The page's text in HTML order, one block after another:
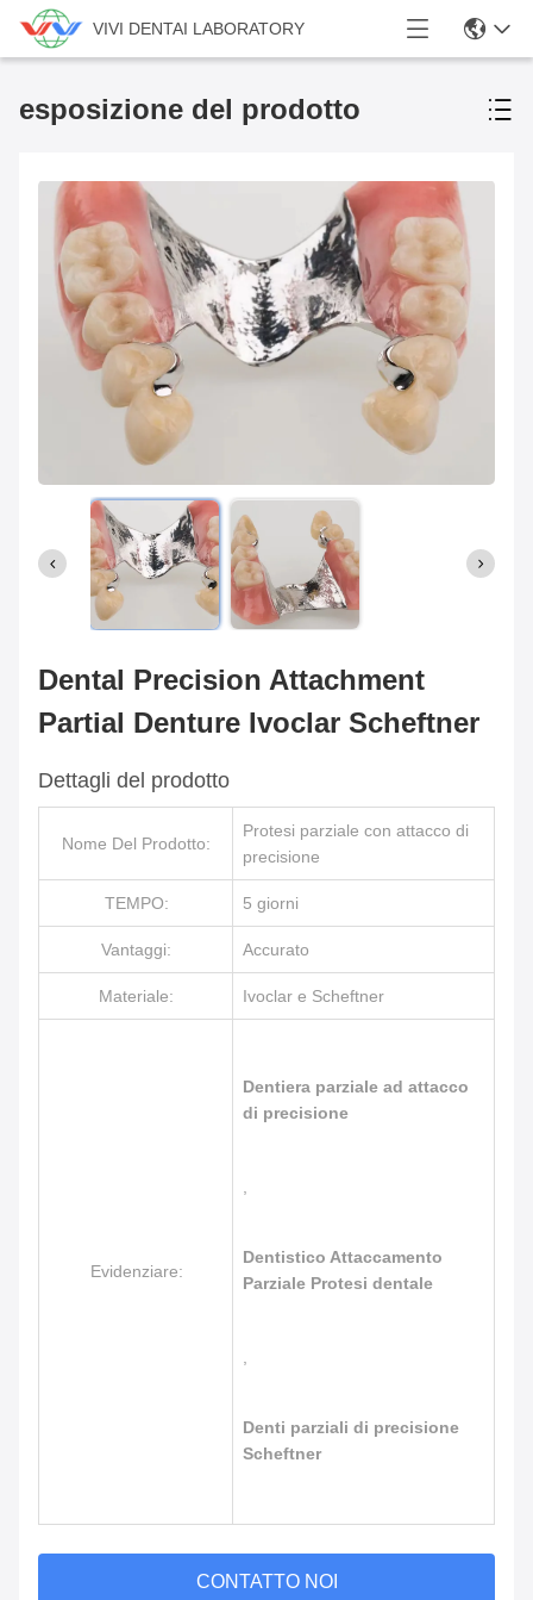
VIVI DENTAI LABORATORY
esposizione del prodotto
Dental Precision Attachment
Partial Denture Ivoclar Scheftner
Dettagli del prodotto
Nome Del Prodotto:
Protesi parziale con attacco di
precisione
TEMPO: 5 giorni
Vantaggi: Accurato
Materiale: Ivoclar e Scheftner
Evidenziare:
Dentiera parziale ad attacco
di precisione
Dentistico Attaccamento
Parziale Protesi dentale
Denti parziali di precisione
Scheftner
CONTATTO NOI